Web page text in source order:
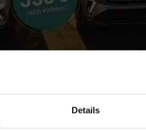
Details